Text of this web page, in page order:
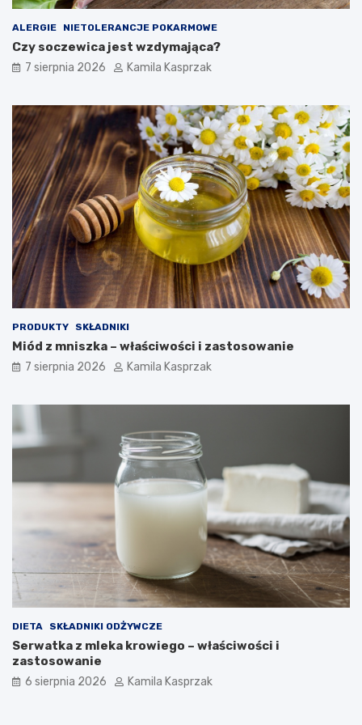
i
e
c
e
d
l
a
z
d
r
o
w
i
a
?
ALERGIE NIETOLERANCJE POKARMOWE
Czy soczewica jest wzdymająca?
7 sierpnia 2026 Kamila Kasprzak
PRODUKTY SKŁADNIKI
Miód z mniszka – właściwości i zastosowanie
7 sierpnia 2026 Kamila Kasprzak
DIETA SKŁADNIKI ODŻYWCZE
Serwatka z mleka krowiego – właściwości i
zastosowanie
6 sierpnia 2026 Kamila Kasprzak